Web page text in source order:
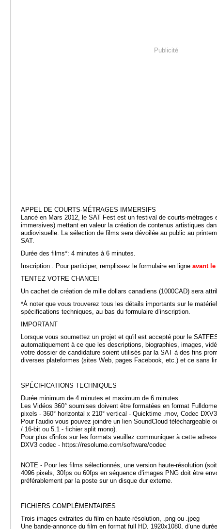
Publicité
APPEL DE COURTS-MÉTRAGES IMMERSIFS
Lancé en Mars 2012, le SAT Fest est un festival de courts-métrages
immersives) mettant en valeur la création de contenus artistiques
audiovisuelle. La sélection de films sera dévoilée au public au
SAT.
Durée des films*: 4 minutes à 6 minutes.
Inscription : Pour participer, remplissez le formulaire en ligne avant le
TENTEZ VOTRE CHANCE!
Un cachet de création de mille dollars canadiens (1000CAD) sera
*À noter que vous trouverez tous les détails importants sur le
spécifications techniques, au bas du formulaire d’inscription.
IMPORTANT
Lorsque vous soumettez un projet et qu'il est accepté pour le
automatiquement à ce que les descriptions, biographies, images,
votre dossier de candidature soient utilisés par la SAT à des fins
diverses plateformes (sites Web, pages Facebook, etc.) et ce sans
SPÉCIFICATIONS TECHNIQUES
Durée minimum de 4 minutes et maximum de 6 minutes
Les Vidéos 360° soumises doivent être formatées en format
pixels - 360° horizontal x 210° vertical - Quicktime .mov, Codec
Pour l'audio vous pouvez joindre un lien SoundCloud téléchargeable
/ 16-bit ou 5.1 - fichier split mono).
Pour plus d'infos sur les formats veuillez communiquer à cette
DXV3 codec - https://resolume.com/software/codec
NOTE - Pour les films sélectionnés, une version haute-résolution
4096 pixels, 30fps ou 60fps en séquence d’images PNG doit être
préférablement par la poste sur un disque dur externe.
FICHIERS COMPLÉMENTAIRES
Trois images extraites du film en haute-résolution, .png ou .jpeg
Une bande-annonce du film en format full HD, 1920x1080, d’une